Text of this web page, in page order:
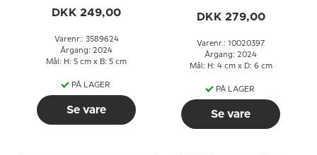
DKK 249,00
Varenr.: 3589624
Årgang: 2024
Mål: H: 5 cm x B: 5 cm
PÅ LAGER
Se vare
DKK 279,00
Varenr.: 10020397
Årgang: 2024
Mål: H: 4 cm x D: 6 cm
PÅ LAGER
Se vare